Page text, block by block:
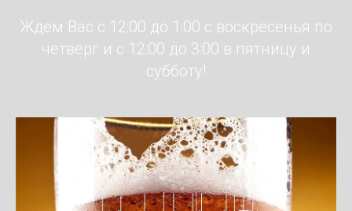
Ждем Вас с 12:00 до 1:00 с воскресенья по
четверг и с 12:00 до 3:00 в пятницу и
субботу!